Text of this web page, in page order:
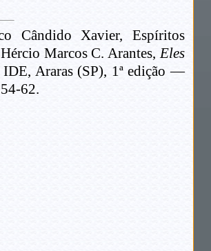
Cândido Xavier, Espíritos
Marcos C. Arantes, Eles
IDE, Araras (SP), 1ª edição —
62.